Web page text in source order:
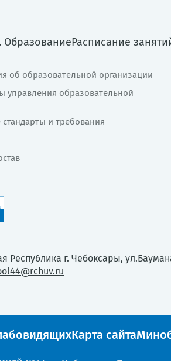
ОбразованиеРасписание
об образовательной организации
управления образовательной
и требования
Республика г. Чебоксары,
Карта сайта